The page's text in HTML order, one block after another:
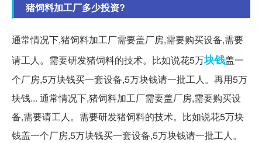
猪饲料加工厂多少投资?
通常情况下,猪饲料加工厂需要盖厂房,需要购买设备,需要
请工人。需要研发猪饲料的技术。比如说花5万块钱盖一
个厂房,5万块钱买一套设备,5万块钱请一批工人。再用5万
块钱... 通常情况下,猪饲料加工厂需要盖厂房,需要购买设
备,需要请工人。需要研发猪饲料的技术。比如说花5万块
钱盖一个厂房,5万块钱买一套设备,5万块钱请一批工人。